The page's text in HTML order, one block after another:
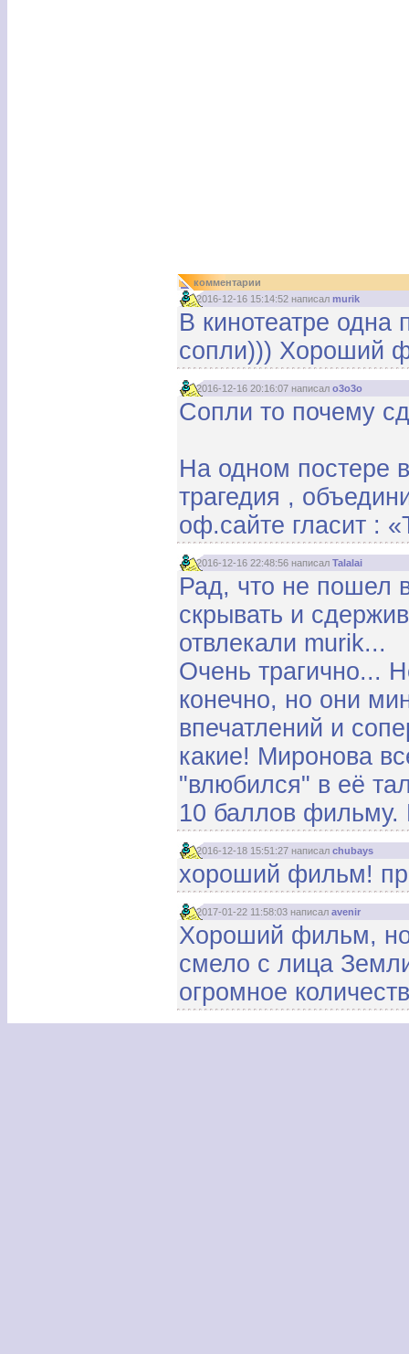
комментарии
2016-12-16 15:14:52 написал murik
В кинотеатре одна
сопли))) Хороший
2016-12-16 20:16:07 написал o3o3o
Сопли то почему
На одном постере
трагедия ,
оф.сайте гласит :
2016-12-16 22:48:56 написал Talalai
Рад, что не пошел
скрывать и
отвлекали murik...
Очень трагично...
конечно, но они
впечатлений и
какие! Миронова
"влюбился" в её
10 баллов
2016-12-18 15:51:27 написал chubays
хороший фильм!
2017-01-22 11:58:03 написал avenir
Хороший фильм,
смело с лица
огромное